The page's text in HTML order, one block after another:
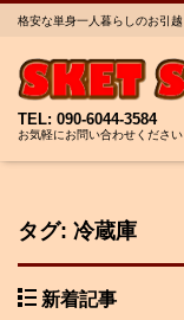
格安な単身一人暮らしのお引
TEL: 090-6044-3584
お気軽にお問い合わせください
タグ: 冷蔵庫
新着記事